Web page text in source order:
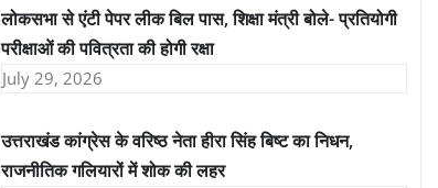
लोकसभा से एंटी पेपर लीक बिल पास, शिक्षा मंत्री बोले- प्रतियोगी
परीक्षाओं की पवित्रता की होगी रक्षा
July 29, 2026
उत्तराखंड कांग्रेस के वरिष्ठ नेता हीरा सिंह बिष्ट का निधन,
राजनीतिक गलियारों में शोक की लहर